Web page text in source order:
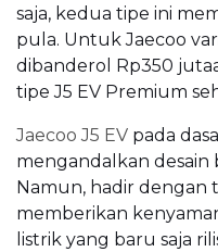
saja, kedua tipe ini
pula. Untuk Jaecoo
dibanderol Rp350
tipe J5 EV Premium
Jaecoo J5 EV pada
mengandalkan desain
Namun, hadir dengan
memberikan
listrik yang baru saja